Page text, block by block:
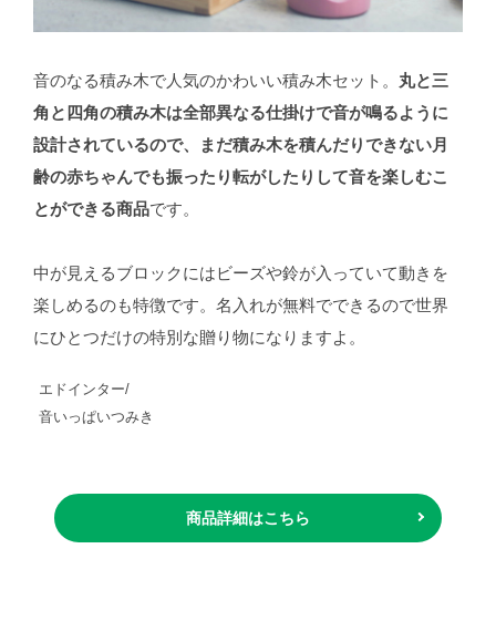
音のなる積み木で人気のかわいい積み木セット。 丸と三
角と四角の積み木は全部異なる仕掛けで音が鳴るように
設計されているので、まだ積み木を積んだりできない月
齢の赤ちゃんでも振ったり転がしたりして音を楽しむこ
とができる商品です。
中が見えるブロックにはビーズや鈴が入っていて動きを
楽しめるのも特徴です。名入れが無料でできるので世界
にひとつだけの特別な贈り物になりますよ。
エドインター/
音いっぱいつみき
商品詳細はこちら